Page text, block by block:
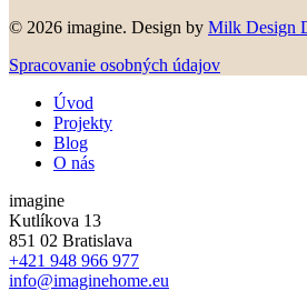
© 2026 imagine. Design by Milk Design
Spracovanie osobných údajov
Úvod
Projekty
Blog
O nás
imagine
Kutlíkova 13
851 02 Bratislava
+421 948 966 977
info@imaginehome.eu